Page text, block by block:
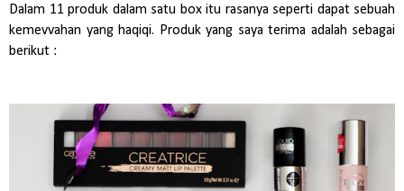
Dalam 11 produk dalam satu box itu rasanya seperti dapat sebuah
kemevvahan yang haqiqi. Produk yang saya terima adalah sebagai
berikut :